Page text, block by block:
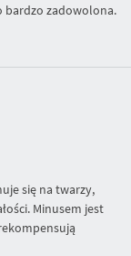
bardzo zadowolona.
się na twarzy,
Minusem jest